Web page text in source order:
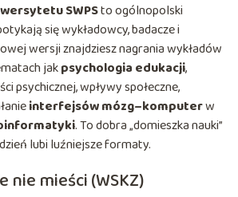
SWPSto ogólnopolski
się wykładowcy, badacze i
wersji znajdziesz nagrania wykładów
jakpsychologia edukacji,
psychicznej, wpływy społeczne,
interfejsów mózg–komputerw
. To dobra „domieszka nauki”
lubi luźniejsze formaty.
nie mieści (WSKZ)